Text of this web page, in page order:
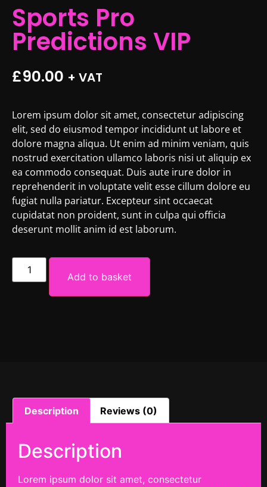
Sports Pro
Predictions VIP
£90.00 + VAT
Lorem ipsum dolor sit amet, consectetur adipiscing
elit, sed do eiusmod tempor incididunt ut labore et
dolore magna aliqua. Ut enim ad minim veniam, quis
nostrud exercitation ullamco laboris nisi ut aliquip ex
ea commodo consequat. Duis aute irure dolor in
reprehenderit in voluptate velit esse cillum dolore eu
fugiat nulla pariatur. Excepteur sint occaecat
cupidatat non proident, sunt in culpa qui officia
deserunt mollit anim id est laborum.
Add to basket
Description Reviews (0)
Description
Lorem ipsum dolor sit amet, consectetur